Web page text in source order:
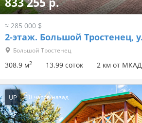
≈ 213 975 $
2-этаж. Гузгаловка, ул. Новая
Гузгаловка
178.6 м2 23.78 соток 15 км от МКАД
UP 10 часов назад